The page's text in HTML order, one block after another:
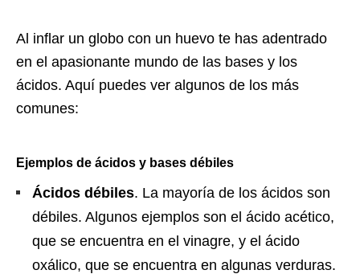
Al inflar un globo con un huevo te has adentrado
en el apasionante mundo de las bases y los
ácidos. Aquí puedes ver algunos de los más
comunes:
Ejemplos de ácidos y bases débiles
Ácidos débiles. La mayoría de los ácidos son
débiles. Algunos ejemplos son el ácido acético,
que se encuentra en el vinagre, y el ácido
oxálico, que se encuentra en algunas verduras.